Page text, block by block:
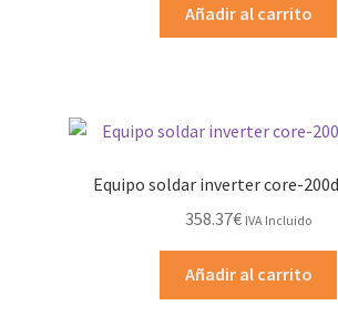
Añadir al carrito
Equipo soldar inverter core-
358.37€ IVA Incluido
Añadir al carrito